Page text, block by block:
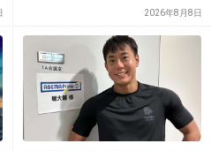
-14
余計に気を遣うだろう
2026年8月8日